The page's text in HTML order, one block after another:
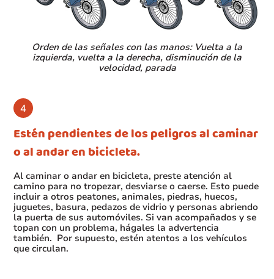
Orden de las señales con las manos: Vuelta a la
izquierda, vuelta a la derecha, disminución de la
velocidad, parada
Estén pendientes de los peligros al caminar
o al andar en bicicleta.
Al caminar o andar en bicicleta, preste atención al
camino para no tropezar, desviarse o caerse. Esto puede
incluir a otros peatones, animales, piedras, huecos,
juguetes, basura, pedazos de vidrio y personas abriendo
la puerta de sus automóviles. Si van acompañados y se
topan con un problema, hágales la advertencia
también. Por supuesto, estén atentos a los vehículos
que circulan.